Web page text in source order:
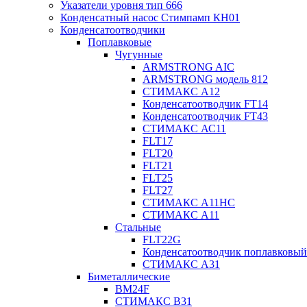
Указатели уровня тип 666
Конденсатный насос Стимпамп КН01
Конденсатоотводчики
Поплавковые
Чугунные
ARMSTRONG AIC
ARMSTRONG модель 812
СТИМАКС А12
Конденсатоотводчик FT14
Конденсатоотводчик FT43
СТИМАКС АС11
FLT17
FLT20
FLT21
FLT25
FLT27
СТИМАКС А11HC
СТИМАКС А11
Стальные
FLT22G
Конденсатоотводчик
СТИМАКС А31
Биметаллические
BM24F
СТИМАКС B31